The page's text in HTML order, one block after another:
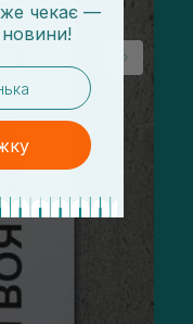
чекає —
новини!